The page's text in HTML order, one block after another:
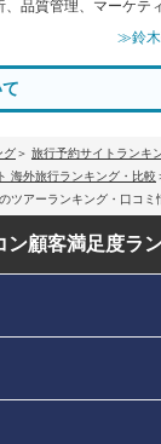
品質管理、マーケテ
≫鈴木
グ
旅行予約サイトランキ
海外旅行ランキング・比較
ツアーランキング・口コミ
ン顧客満足度ラ